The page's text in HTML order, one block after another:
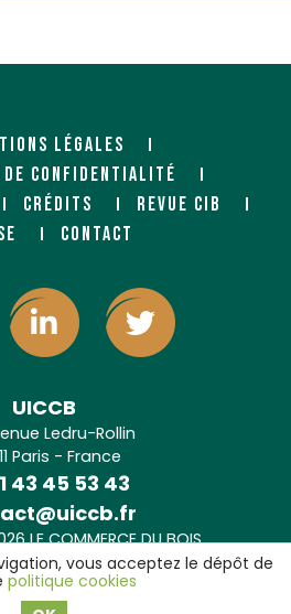
LÉGALES
CONFIDENTIALITÉ
CRÉDITS
REVUE CIB
CONTACT
UICCB
Ledru-Rollin
Paris - France
43 45 53 43
LE COMMERCE DU BOIS
web Paris: 6LAB
vous acceptez le dépôt de
politique cookies